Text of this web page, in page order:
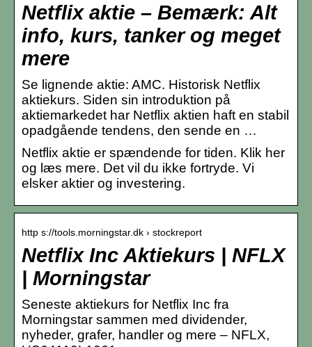
Netflix aktie – Bemærk: Alt
info, kurs, tanker og meget
mere
Se lignende aktie: AMC. Historisk Netflix
aktiekurs. Siden sin introduktion på
aktiemarkedet har Netflix aktien haft en stabil
opadgående tendens, den sende en …
Netflix aktie er spændende for tiden. Klik her
og læs mere. Det vil du ikke fortryde. Vi
elsker aktier og investering.
http s://tools.morningstar.dk › stockreport
Netflix Inc Aktiekurs | NFLX
| Morningstar
Seneste aktiekurs for Netflix Inc fra
Morningstar sammen med dividender,
nyheder, grafer, handler og mere – NFLX,